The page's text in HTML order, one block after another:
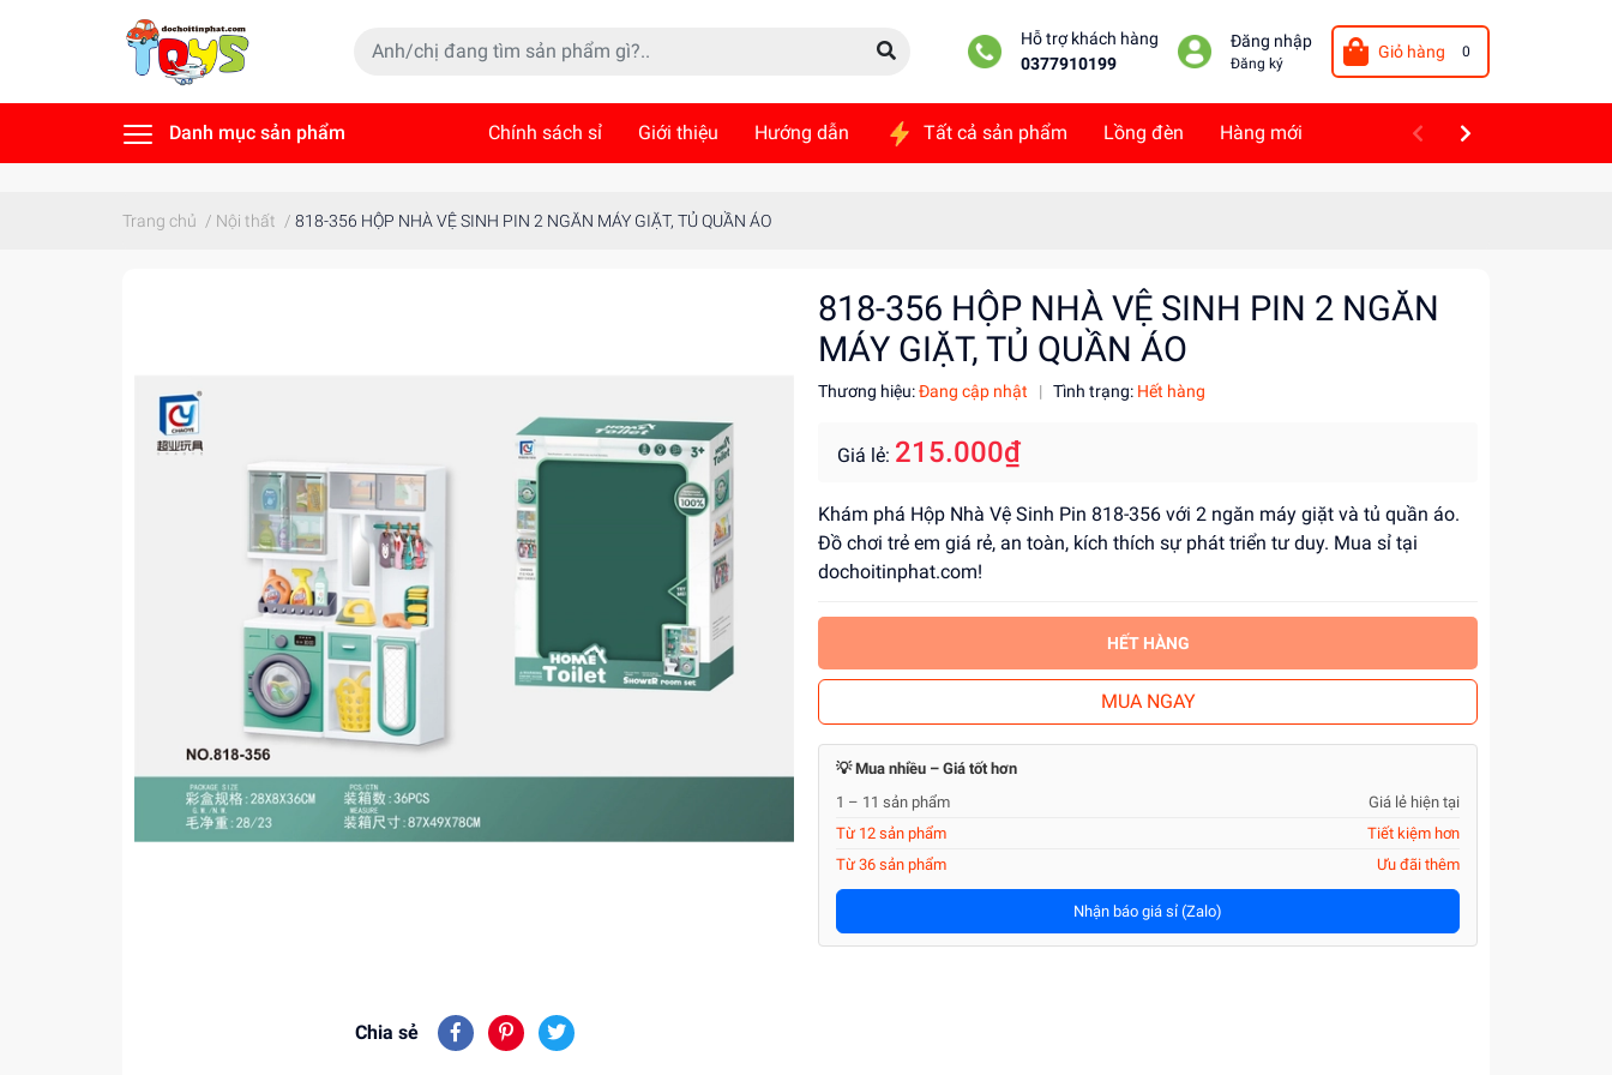
Hỗ trợ khách hàng
0377910199
Đăng nhập
Đăng ký
Giỏ hàng 0
Danh mục sản phẩm Chính sách sỉ Giới thiệu Hướng dẫn Tất cả sản phẩm Lồng đèn Hàng mới
Trang chủ / Nội thất / 818-356 HỘP NHÀ VỆ SINH PIN 2 NGĂN MÁY GIẶT, TỦ QUẦN ÁO
Chia sẻ
818-356 HỘP NHÀ VỆ SINH PIN 2 NGĂN
MÁY GIẶT, TỦ QUẦN ÁO
Thương hiệu:Đang cập nhật | Tình trạng: Hết hàng
Giá lẻ: 215.000₫
Khám phá Hộp Nhà Vệ Sinh Pin 818-356 với 2 ngăn máy giặt và tủ quần áo.
Đồ chơi trẻ em giá rẻ, an toàn, kích thích sự phát triển tư duy. Mua sỉ tại
dochoitinphat.com!
HẾT HÀNG
MUA NGAY
💡 Mua nhiều – Giá tốt hơn
1 – 11 sản phẩm
Giá lẻ hiện tại
Từ 12 sản phẩm
Tiết kiệm hơn
Từ 36 sản phẩm
Ưu đãi thêm
Nhận báo giá sỉ (Zalo)